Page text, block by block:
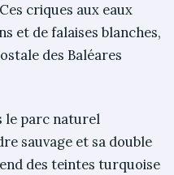
criques aux eaux
et de falaises blanches,
des Baléares
le parc naturel
sauvage et sa double
des teintes turquoise